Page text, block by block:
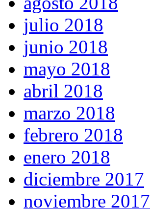
julio 2018
junio 2018
mayo 2018
abril 2018
marzo 2018
febrero 2018
enero 2018
diciembre 2017
noviembre 2017